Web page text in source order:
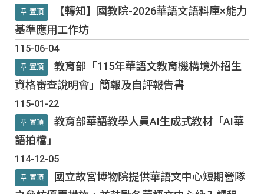
置頂
【轉知】國教院-2026華語文語料庫×能力
基準應用工作坊
115-06-04
置頂
教育部「115年華語文教育機構境外招生
資格審查說明會」簡報及自評報告書
115-01-22
置頂
教育部華語教學人員AI生成式教材「AI華
語拍檔」
114-12-05
置頂
國立故宮博物院提供華語文中心短期營隊